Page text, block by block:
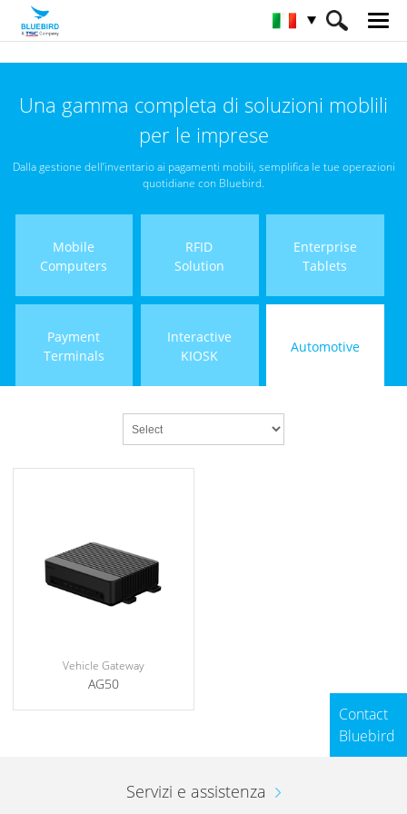
Una gamma completa di soluzioni moblili
per le imprese
Dalla gestione dell’inventario ai pagamenti mobili, semplifica le tue operazioni
quotidiane con Bluebird.
Mobile
Computers
RFID
Solution
Enterprise
Tablets
Payment
Terminals
Interactive
KIOSK
Automotive
Vehicle Gateway
AG50
Contact
Bluebird
Servizi e assistenza